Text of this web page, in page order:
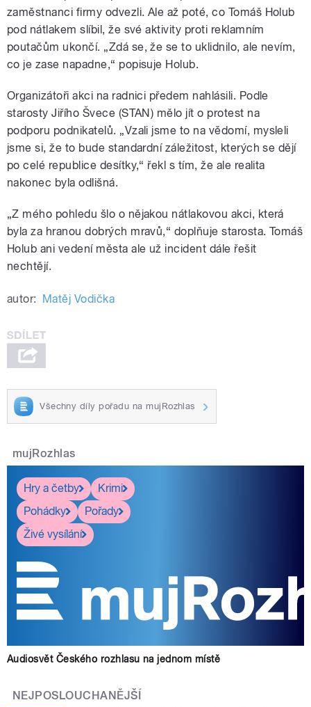
zaměstnanci firmy odvezli. Ale až poté, co Tomáš Holub
pod nátlakem slíbil, že své aktivity proti reklamním
poutačům ukončí. „Zdá se, že se to uklidnilo, ale nevím,
co je zase napadne,“ popisuje Holub.
Organizátoři akci na radnici předem nahlásili. Podle
starosty Jiřího Švece (STAN) mělo jít o protest na
podporu podnikatelů. „Vzali jsme to na vědomí, mysleli
jsme si, že to bude standardní záležitost, kterých se dějí
po celé republice desítky,“ řekl s tím, že ale realita
nakonec byla odlišná.
„Z mého pohledu šlo o nějakou nátlakovou akci, která
byla za hranou dobrých mravů,“ doplňuje starosta. Tomáš
Holub ani vedení města ale už incident dále řešit
nechtějí.
autor: Matěj Vodička
Všechny díly pořadu na mujRozhlas
mujRozhlas
Hry a četby
Krimi
Pohádky
Pořady
Živé vysílání
Audiosvět Českého rozhlasu na jednom místě
NEJPOSLOUCHANĚJŠÍ